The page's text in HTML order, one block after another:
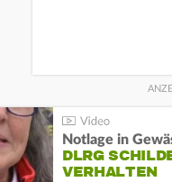
Notlage in
DLRG
VERHALTEN